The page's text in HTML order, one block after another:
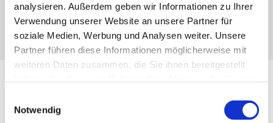
analysieren. Außerdem geben wir Informationen zu Ihrer
Verwendung unserer Website an unsere Partner für
soziale Medien, Werbung und Analysen weiter. Unsere
Partner führen diese Informationen möglicherweise mit
weiteren Daten zusammen, die Sie ihnen bereitgestellt
Notwendig
Eibach, Weihergarten 17, 35689
Dillenburg-Eibach